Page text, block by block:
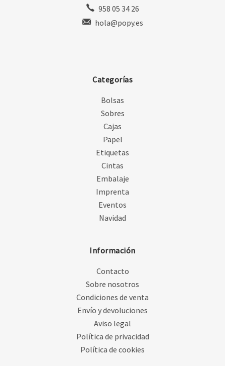
958 05 34 26
hola@popy.es
Categorías
Bolsas
Sobres
Cajas
Papel
Etiquetas
Cintas
Embalaje
Imprenta
Eventos
Navidad
Información
Contacto
Sobre nosotros
Condiciones de venta
Envío y devoluciones
Aviso legal
Política de privacidad
Política de cookies